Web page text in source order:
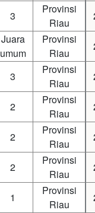
3
Provinsi
Riau
Juara
umum
Provinsi
Riau
3
Provinsi
Riau
2
Provinsi
Riau
2
Provinsi
Riau
2
Provinsi
Riau
1
Provinsi
Riau